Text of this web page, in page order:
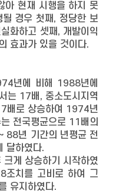
아 현재 시행을 하지 못
경우 첫째, 정당한 보
화하고 셋째, 개발이익
효과가 있을 것이다.
년에 비해 1988년에
는 17배, 중소도시지역
배로 상승하여 1974년
전국평균으로 11배의
88년 기간의 년평균 전
달하였다.
게 상승하기 시작하였
치를 고비로 하여 그
유지하였다.